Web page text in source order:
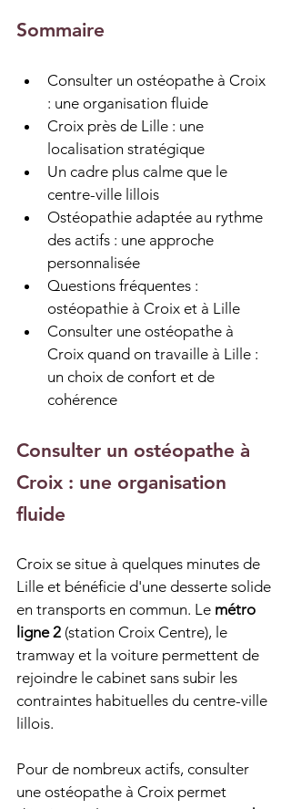
Sommaire
Consulter un ostéopathe à Croix
: une organisation fluide
Croix près de Lille : une
localisation stratégique
Un cadre plus calme que le
centre-ville lillois
Ostéopathie adaptée au rythme
des actifs : une approche
personnalisée
Questions fréquentes :
ostéopathie à Croix et à Lille
Consulter une ostéopathe à
Croix quand on travaille à Lille :
un choix de confort et de
cohérence
Consulter un ostéopathe à
Croix : une organisation
fluide
Croix se situe à quelques minutes de
Lille et bénéficie d'une desserte solide
en transports en commun. Le métro
ligne 2 (station Croix Centre), le
tramway et la voiture permettent de
rejoindre le cabinet sans subir les
contraintes habituelles du centre-ville
lillois.
Pour de nombreux actifs, consulter
une ostéopathe à Croix permet